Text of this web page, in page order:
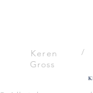
Keren
Gross
/